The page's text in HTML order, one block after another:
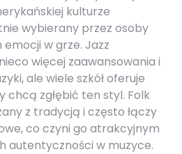
kulturze
wybierany przez osoby
emocji w grze. Jazz
więcej zaawansowania i
ale wiele szkół oferuje
chcą zgłębić ten styl. Folk
z tradycją i często łączy
co czyni go atrakcyjnym
autentyczności w muzyce.